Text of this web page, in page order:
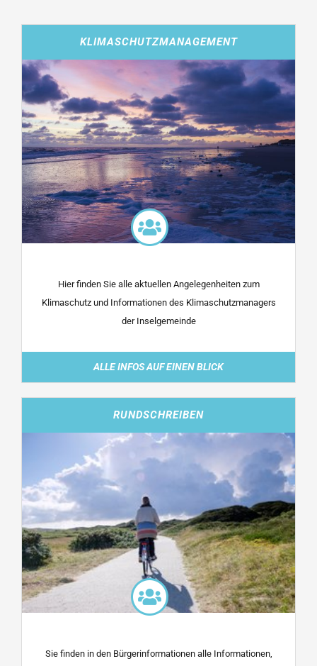
KLIMASCHUTZMANAGEMENT
Hier finden Sie alle aktuellen Angelegenheiten zum
Klimaschutz und Informationen des Klimaschutzmanagers
der Inselgemeinde
ALLE INFOS AUF EINEN BLICK
RUNDSCHREIBEN
Sie finden in den Bürgerinformationen alle Informationen,